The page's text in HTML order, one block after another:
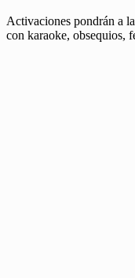
Activaciones pondrán a
con karaoke, obsequios,